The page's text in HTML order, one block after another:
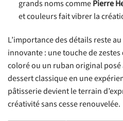
grands noms commePierre
et couleurs fait vibrer la
L’importance des détails reste
innovante : une touche de zestes
coloré ou un ruban original
dessert classique en une
pâtisserie devient le terrain
créativité sans cesse renouvelée.